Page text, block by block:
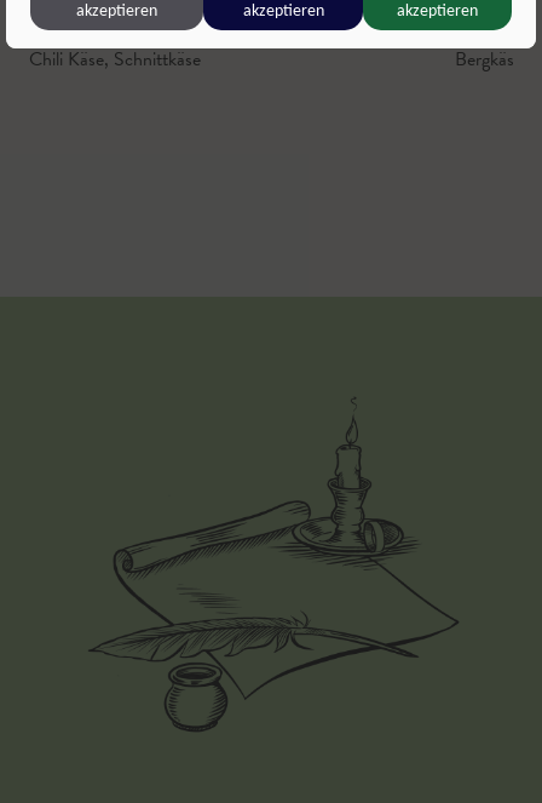
Hofkäserei Schmiedbauer,Bad Vigaun
Chili Käse, Schnittkäse
Scharlern
Bergkäse
akzeptieren
akzeptieren
akzeptieren